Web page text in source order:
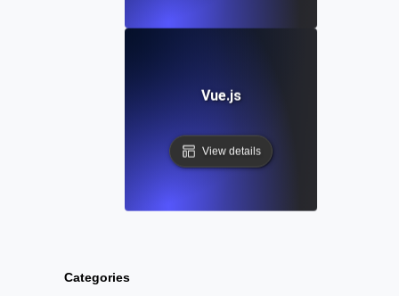
Categories
Vue.js
View details